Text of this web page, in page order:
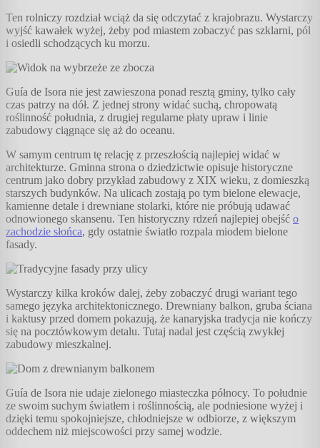
Ten rolniczy rozdział wciąż da się odczytać z krajobrazu. Wystarczy
wyjść kawałek wyżej, żeby pod miastem zobaczyć pas szklarni, pól
i osiedli schodzących ku morzu.
Guía de Isora nie jest zawieszona ponad resztą gminy, tylko cały
czas patrzy na dół. Z jednej strony widać suchą, chropowatą
roślinność południa, z drugiej regularne płaty upraw i linie
zabudowy ciągnące się aż do oceanu.
W samym centrum tę relację z przeszłością najlepiej widać w
architekturze. Gminna strona o dziedzictwie opisuje historyczne
centrum jako dobry przykład zabudowy z XIX wieku, z domieszką
starszych budynków. Na ulicach zostają po tym bielone elewacje,
kamienne detale i drewniane stolarki, które nie próbują udawać
odnowionego skansenu. Ten historyczny rdzeń najlepiej obejść o
zachodzie słońca, gdy ostatnie światło rozpala miodem bielone
fasady.
Wystarczy kilka kroków dalej, żeby zobaczyć drugi wariant tego
samego języka architektonicznego. Drewniany balkon, gruba ściana
i kaktusy przed domem pokazują, że kanaryjska tradycja nie kończy
się na pocztówkowym detalu. Tutaj nadal jest częścią zwykłej
zabudowy mieszkalnej.
Guía de Isora nie udaje zielonego miasteczka północy. To południe
ze swoim suchym światłem i roślinnością, ale podniesione wyżej i
dzięki temu spokojniejsze, chłodniejsze w odbiorze, z większym
oddechem niż miejscowości przy samej wodzie.